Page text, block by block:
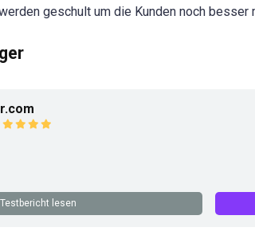
geschult um die Kunden noch besser
Testbericht lesen